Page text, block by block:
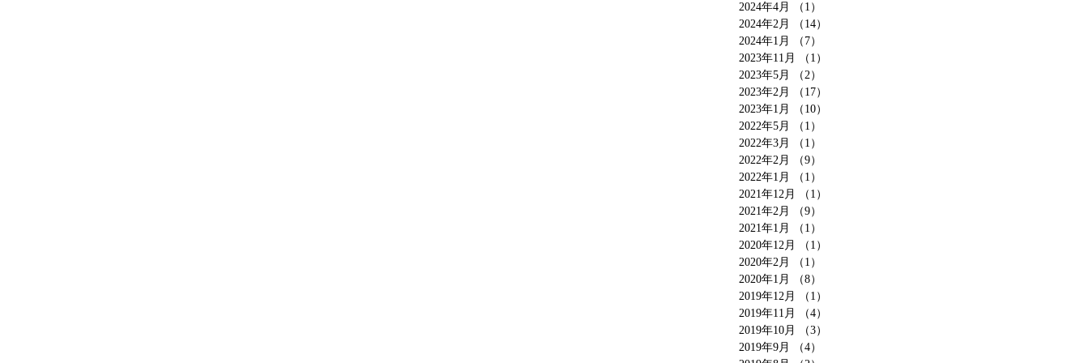
2024年4月
（1）
2024年2月
（14）
2024年1月
（7）
2023年11月
（1）
2023年5月
（2）
2023年2月
（17）
2023年1月
（10）
2022年5月
（1）
2022年3月
（1）
2022年2月
（9）
2022年1月
（1）
2021年12月
（1）
2021年2月
（9）
2021年1月
（1）
2020年12月
（1）
2020年2月
（1）
2020年1月
（8）
2019年12月
（1）
2019年11月
（4）
2019年10月
（3）
2019年9月
（4）